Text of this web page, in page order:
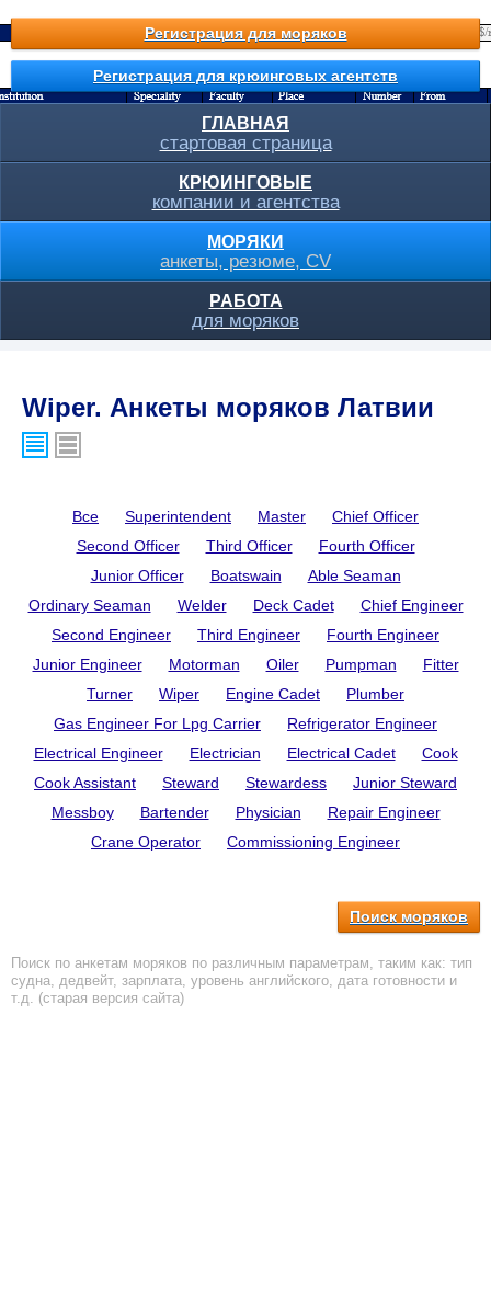
Регистрация для моряков
Регистрация для крюинговых агентств
ГЛАВНАЯ
стартовая страница
КРЮИНГОВЫЕ
компании и агентства
МОРЯКИ
анкеты, резюме, CV
РАБОТА
для моряков
Wiper. Анкеты моряков Латвии
Все Superintendent Master
Chief Officer
Second Officer
Third Officer
Fourth Officer
Junior Officer
Boatswain
Able Seaman
Ordinary Seaman
Welder Deck Cadet
Chief Engineer
Second Engineer
Third Engineer
Fourth Engineer
Junior Engineer
Motorman Oiler Pumpman
Fitter
Turner
Wiper Engine Cadet
Plumber
Gas Engineer For Lpg Carrier
Refrigerator Engineer
Electrical Engineer
Electrician Electrical Cadet
Cook
Cook Assistant
Steward Stewardess
Junior Steward
Messboy
Bartender Physician
Repair Engineer
Crane Operator
Commissioning Engineer
Поиск моряков
Поиск по анкетам моряков по различным параметрам, таким как: тип
судна, дедвейт, зарплата, уровень английского, дата готовности и
т.д. (старая версия сайта)